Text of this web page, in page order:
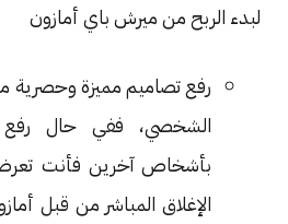
لبدء الربح من ميرش باي أمازون
رفع تصاميم مميزة
الشخصي، ففي حال
بأشخاص آخرين فأنت
الإغلاق المباشر من قبل